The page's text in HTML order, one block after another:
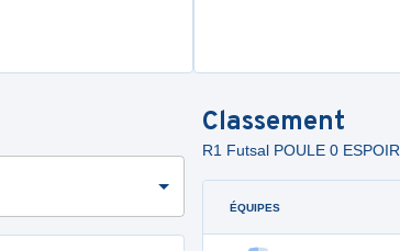
Classement
R1 Futsal POULE 0 ESPOIR
ÉQUIPES